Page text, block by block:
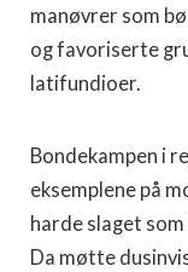
manøvrer som
og favoriserte
latifundioer.
Bondekampen i
eksemplene på
harde slaget
Da møtte